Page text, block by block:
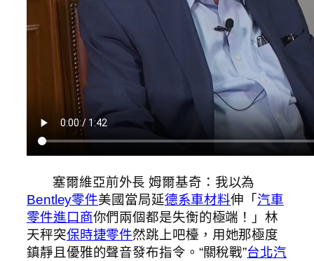
塞爾維亞前外長 姆爾基奇：我以為
Bentley零件美國當局延德系車材料伸「 汽車
零件進口商你們兩個都是失衡的極端！」林
天秤突保時捷零件然跳上吧檯，用她那極度
鎮靜且優雅的聲音發布指令。“關稅戰”台北汽